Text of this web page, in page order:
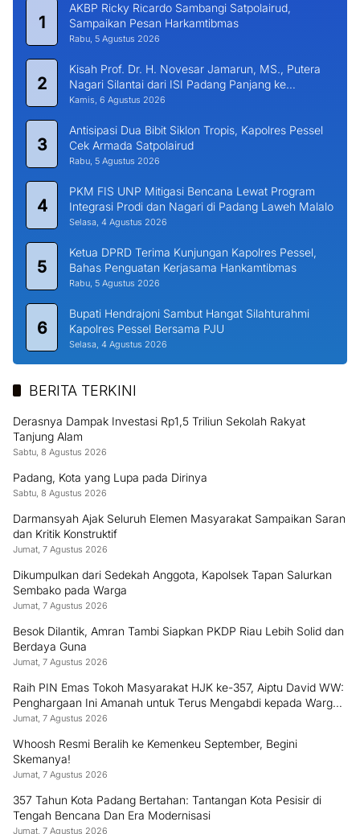
1
AKBP Ricky Ricardo Sambangi Satpolairud,
Sampaikan Pesan Harkamtibmas
Rabu, 5 Agustus 2026
2
Kisah Prof. Dr. H. Novesar Jamarun, MS., Putera
Nagari Silantai dari ISI Padang Panjang ke
Universitas Dharma Andalas
Kamis, 6 Agustus 2026
3
Antisipasi Dua Bibit Siklon Tropis, Kapolres Pessel
Cek Armada Satpolairud
Rabu, 5 Agustus 2026
4
PKM FIS UNP Mitigasi Bencana Lewat Program
Integrasi Prodi dan Nagari di Padang Laweh Malalo
Selasa, 4 Agustus 2026
5
Ketua DPRD Terima Kunjungan Kapolres Pessel,
Bahas Penguatan Kerjasama Hankamtibmas
Rabu, 5 Agustus 2026
6
Bupati Hendrajoni Sambut Hangat Silahturahmi
Kapolres Pessel Bersama PJU
Selasa, 4 Agustus 2026
BERITA TERKINI
Derasnya Dampak Investasi Rp1,5 Triliun Sekolah Rakyat
Tanjung Alam
Sabtu, 8 Agustus 2026
Padang, Kota yang Lupa pada Dirinya
Sabtu, 8 Agustus 2026
Darmansyah Ajak Seluruh Elemen Masyarakat Sampaikan Saran
dan Kritik Konstruktif
Jumat, 7 Agustus 2026
Dikumpulkan dari Sedekah Anggota, Kapolsek Tapan Salurkan
Sembako pada Warga
Jumat, 7 Agustus 2026
Besok Dilantik, Amran Tambi Siapkan PKDP Riau Lebih Solid dan
Berdaya Guna
Jumat, 7 Agustus 2026
Raih PIN Emas Tokoh Masyarakat HJK ke-357, Aiptu David WW:
Penghargaan Ini Amanah untuk Terus Mengabdi kepada Warga
Padang
Jumat, 7 Agustus 2026
Whoosh Resmi Beralih ke Kemenkeu September, Begini
Skemanya!
Jumat, 7 Agustus 2026
357 Tahun Kota Padang Bertahan: Tantangan Kota Pesisir di
Tengah Bencana Dan Era Modernisasi
Jumat, 7 Agustus 2026